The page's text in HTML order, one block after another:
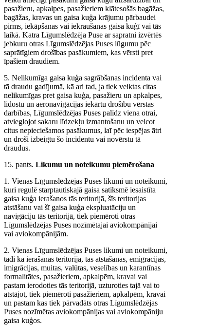
pasažieru, apkalpes, pasažieriem klātesošās bagāžas,
bagāžas, kravas un gaisa kuģa krājumu pārbaudei
pirms, iekāpšanas vai iekraušanas gaisa kuģī vai tās
laikā. Katra Līgumslēdzēja Puse ar sapratni izvērtēs
jebkuru otras Līgumslēdzējas Puses lūgumu pēc
saprātīgiem drošības pasākumiem, kas vērsti pret
īpašiem draudiem.
5. Nelikumīga gaisa kuģa sagrābšanas incidenta vai
tā draudu gadījumā, kā ari tad, ja tiek veiktas citas
nelikumīgas pret gaisa kuģa, pasažieru un apkalpes,
lidostu un aeronavigācijas iekārtu drošību vērstas
darbības, Līgumslēdzējas Puses palīdz viena otrai,
atvieglojot sakaru līdzekļu izmantošanu un veicot
citus nepieciešamos pasākumus, laī pēc iespējas ātri
un droši izbeigtu šo incidentu vai novērstu tā
draudus.
15. pants. Likumu un noteikumu piemērošana
1. Vienas Līgumslēdzējas Puses likumi un noteikumi,
kuri regulē starptautiskajā gaisa satiksmē iesaistīta
gaisa kuģa ierašanos tās teritorijā, šīs teritorijas
atstāšanu vai šī gaisa kuģa ekspluatāciju un
navigāciju tās teritorijā, tiek piemēroti otras
Līgumslēdzējas Puses nozīmētajai aviokompānijai
vai aviokompānijām.
2. Vienas Līgumslēdzējas Puses likumi un noteikumi,
tādi kā ierašanās teritorijā, tās atstāšanas, emigrācijas,
imigrācijas, muitas, valūtas, veselības un karantīnas
formalitātes, pasažieriem, apkalpēm, kravai vai
pastam ierodoties tās teritorijā, uzturoties tajā vai to
atstājot, tiek piemēroti pasažieriem, apkalpēm, kravai
un pastam kas tiek pārvadāts otras Līgumslēdzējas
Puses nozīmētas aviokompānijas vai aviokompāniju
gaisa kuģos.